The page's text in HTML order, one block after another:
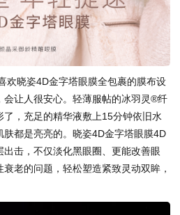
欢晓姿4D金字塔眼膜全包裹的膜布设
会让人很安心。轻薄服帖的冰羽灵®纤
，充足的精华液敷上15分钟依旧水
都是亮亮的。晓姿4D金字塔眼膜4D
击，不仅淡化黑眼圈、更能改善眼
老的问题，轻松塑造紧致灵动双眸，